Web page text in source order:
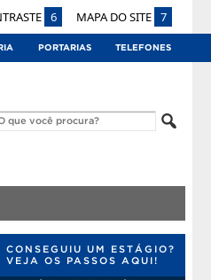
6 MAPA DO SITE 7
PORTARIAS TELEFONES
CONSEGUIU UM ESTÁGIO?
VEJA OS PASSOS AQUI!